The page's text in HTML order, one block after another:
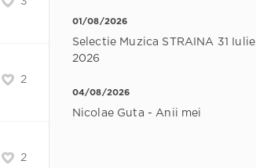
2
2
01/08/2026
Selectie Muzica STRAINA 31 Iulie
2026
04/08/2026
Nicolae Guta - Anii mei